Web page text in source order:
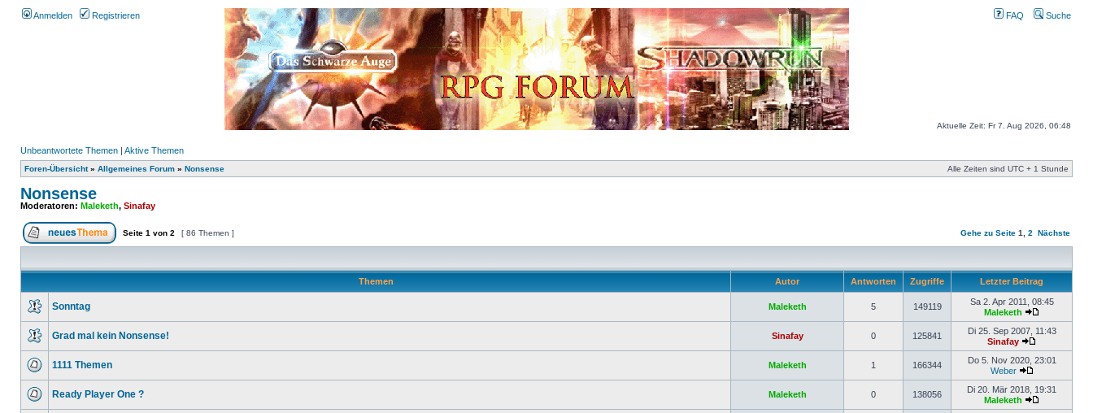
Anmelden Registrieren FAQ Suche
Aktuelle Zeit: Fr 7. Aug 2026, 06:48
Unbeantwortete Themen | Aktive Themen
Foren-Übersicht» Allgemeines Forum » Nonsense Alle Zeiten sind UTC + 1 Stunde
Nonsense
Moderatoren: Maleketh, Sinafay
Seite 1 von 2 [ 86 Themen ] Gehe zu Seite 1 2 Nächste
Themen Autor Antworten Zugriffe Letzter Beitrag
Sonntag Maleketh 5 149119
Sa 2. Apr 2011, 08:45
Maleketh
Grad mal kein Nonsense! Sinafay 0 125841
Di 25. Sep 2007, 11:43
Sinafay
1111 Themen Maleketh 1 166344
Do 5. Nov 2020, 23:01
Weber
Ready Player One ? Maleketh 0 138056
Di 20. Mär 2018, 19:31
Maleketh